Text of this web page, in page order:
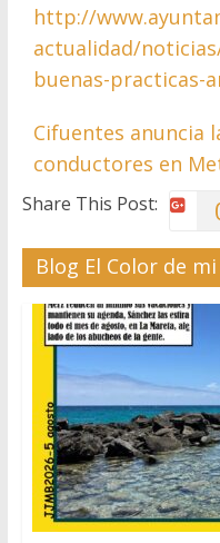
http://
actualidad/
buenas-practicas-
Cifuentes anuncia
conductores en
Share This Post:
Blog El Color de